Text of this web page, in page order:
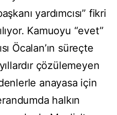
yardımcısı” fikri
Kamuoyu “evet”
Öcalan’ın süreçte
çözülemeyen
anayasa için
halkın